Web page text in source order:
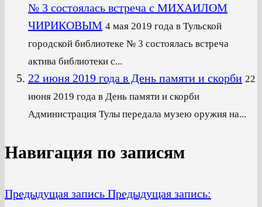
№ 3 состоялась встреча с МИХАИЛОМ
ЧИРИКОВЫМ 4 мая 2019 года в Тульской
городской библиотеке № 3 состоялась встреча
актива библиотеки с...
22 июня 2019 года в День памяти и скорби 22
июня 2019 года в День памяти и скорби
Администрация Тулы передала музею оружия на...
Навигация по записям
Предыдущая запись Предыдущая запись: